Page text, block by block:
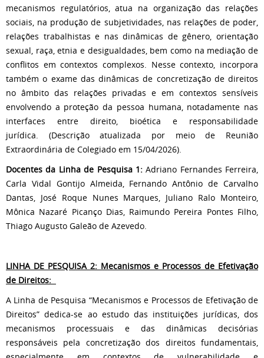
mecanismos regulatórios, atua na organização das relações
sociais, na produção de subjetividades, nas relações de poder,
relações trabalhistas e nas dinâmicas de gênero, orientação
sexual, raça, etnia e desigualdades, bem como na mediação de
conflitos em contextos complexos. Nesse contexto, incorpora
também o exame das dinâmicas de concretização de direitos
no âmbito das relações privadas e em contextos sensíveis
envolvendo a proteção da pessoa humana, notadamente nas
interfaces entre direito, bioética e responsabilidade
jurídica. (Descrição atualizada por meio de Reunião
Extraordinária de Colegiado em 15/04/2026).
Docentes da Linha de Pesquisa 1:Adriano Fernandes Ferreira,
Carla Vidal Gontijo Almeida, Fernando Antônio de Carvalho
Dantas, José Roque Nunes Marques, Juliano Ralo Monteiro,
Mônica Nazaré Picanço Dias, Raimundo Pereira Pontes Filho,
Thiago Augusto Galeão de Azevedo.
LINHA DE PESQUISA 2: Mecanismos e Processos de Efetivação
de Direitos:
A Linha de Pesquisa “Mecanismos e Processos de Efetivação de
Direitos” dedica-se ao estudo das instituições jurídicas, dos
mecanismos processuais e das dinâmicas decisórias
responsáveis pela concretização dos direitos fundamentais,